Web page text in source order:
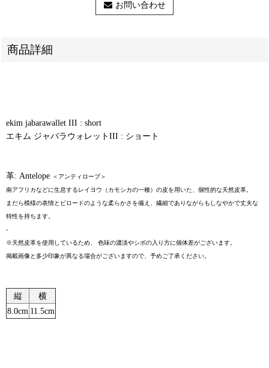
お問い合わせ
商品詳細
ekim jabarawallet III : short
エキム ジャバラウォレットIII : ショート
革: Antelope ＜アンティロープ＞
南アフリカなどに生息するレイヨウ（カモシカの一種）の皮を用いた、個性的な天然皮革。
まだら模様の表情とビロードのような柔らかさを備え、繊細でありながらもしなやかで丈夫な
特性を持ちます。
-
※天然皮革を使用しているため、 色味の濃淡やシボの入り方に個体差がございます。
掲載画像と多少印象が異なる場合がございますので、予めご了承ください。
縦
横
8.0cm 11.5cm